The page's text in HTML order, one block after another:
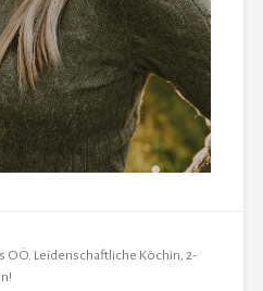
OÖ. Leidenschaftliche Köchin, 2-